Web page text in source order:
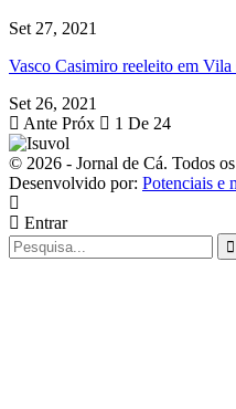
Set 27, 2021
Vasco Casimiro reeleito em
Set 26, 2021
Ante Próx 1 De 24
© 2026 - Jornal de Cá. Todos
Desenvolvido por: Potenciais e
Entrar